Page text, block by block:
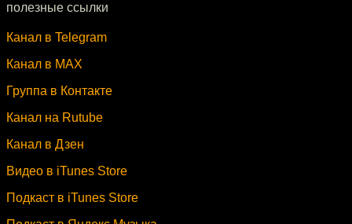
полезные ссылки
Канал в Telegram
Канал в MAX
Группа в Контакте
Канал на Rutube
Канал в Дзен
Видео в iTunes Store
Подкаст в iTunes Store